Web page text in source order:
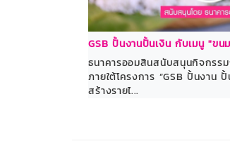
GSB ปั้นงานปั้นเงิน กับเมนู "ขน
ธนาคารออมสินสนับสนุนกิจกรร
ภายใต้โครงการ “GSB ปั้นงาน
สร้างรายไ...